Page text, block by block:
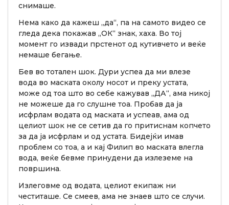
снимаше.
Нема како да кажеш „да“, па на самото видео се
гледа дека покажав „ОК“ знак, хаха. Во тој
момент го извади прстенот од кутивчето и веќе
немаше бегање.
Бев во тотален шок. Дури успеа да ми влезе
вода во маската околу носот и преку устата,
може од тоа што во себе кажував „ДА“, ама никој
не можеше да го слушне тоа. Пробав да ја
исфрлам водата од маската и успеав, ама од
целиот шок не се сетив да го притиснам копчето
за да ја исфрлам и од устата. Бидејќи имав
проблем со тоа, а и кај Филип во маската влегла
вода, веќе бевме принудени да излеземе на
површина.
Излеговме од водата, целиот екипаж ни
честиташе. Се смеев, ама не знаев што се случи.